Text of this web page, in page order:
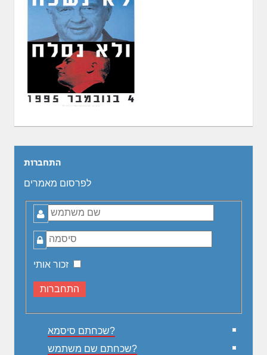
התחברות
לפרסום מאמרים
שם
משתמש
סיסמה
זכור אותי
שכחתם סיסמא?
שכחתם שם משתמש?